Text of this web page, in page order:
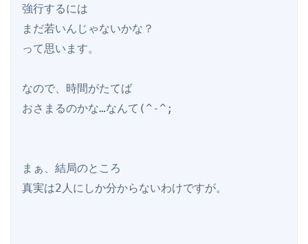
強行するには
まだ若いんじゃないかな？
って思います。
なので、時間がたてば
おさまるのかな…なんて(^-^;
まぁ、結局のところ
真実は2人にしか分からないわけですが。